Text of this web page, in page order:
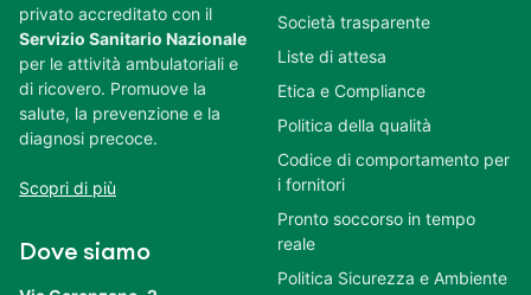
privato accreditato con il
Servizio Sanitario Nazionale
per le attività ambulatoriali e
di ricovero. Promuove la
salute, la prevenzione e la
diagnosi precoce.
Scopri di più
Dove siamo
Società trasparente
Liste di attesa
Etica e Compliance
Politica della qualità
Codice di comportamento per
i fornitori
Pronto soccorso in tempo
reale
Politica Sicurezza e Ambiente